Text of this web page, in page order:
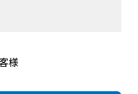
様